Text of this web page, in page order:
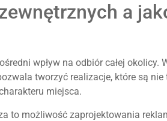
a
wpływ na odbiór całej okolicy.
tworzyć realizacje, które są
miejsca.
to możliwość zaprojektowania